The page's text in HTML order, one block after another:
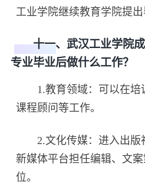
工业学院继续教育学院提出
十一、武汉工业学院成
专业毕业后做什么工作？
1.教育领域：可以在培
课程顾问等工作。
2.文化传媒：进入出版
新媒体平台担任编辑、文
位。